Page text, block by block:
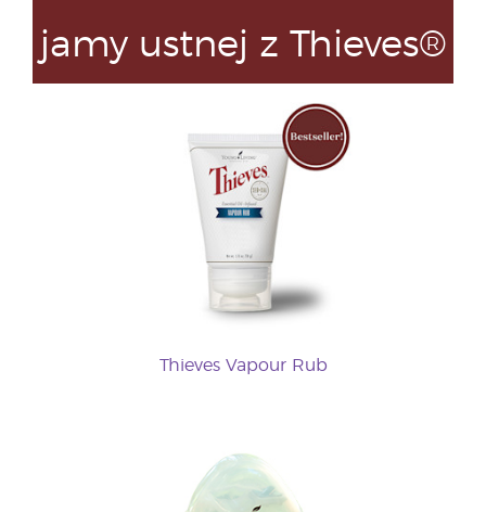
jamy ustnej z Thieves®
Thieves Vapour Rub